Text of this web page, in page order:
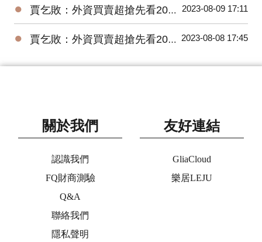
● 賈乞敗：外資買賣超搶先看20230809 2023-08-09 17:11
● 賈乞敗：外資買賣超搶先看20230808 2023-08-08 17:45
關於我們
認識我們
FQ財商測驗
Q&A
聯絡我們
隱私聲明
友好連結
GliaCloud
樂居LEJU